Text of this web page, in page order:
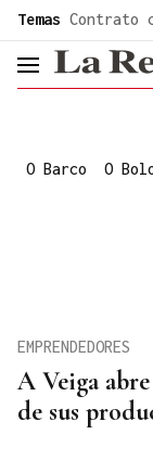
Temas Contrato
O Barco O
A Veiga
de sus
EMPRENDEDORES